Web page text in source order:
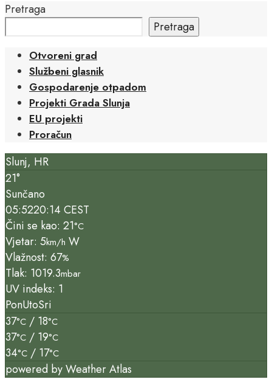
Pretraga
Pretraga
Otvoreni grad
Službeni glasnik
Gospodarenje otpadom
Projekti Grada Slunja
EU projekti
Proračun
Slunj, HR
21°
Sunčano
05:5220:14 CEST
Čini se kao: 21°C
Vjetar: 5km/h W
Vlažnost: 67%
Tlak: 1019.3mbar
UV indeks: 1
PonUtoSri
37°C / 18°C
37°C / 19°C
34°C / 17°C
powered byWeather Atlas